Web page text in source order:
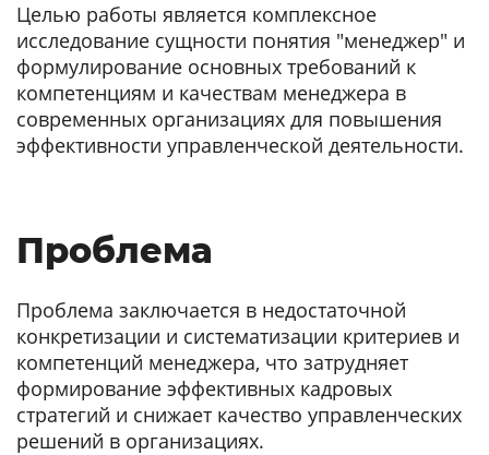
Целью работы является комплексное
исследование сущности понятия "менеджер" и
формулирование основных требований к
компетенциям и качествам менеджера в
современных организациях для повышения
эффективности управленческой деятельности.
Проблема
Проблема заключается в недостаточной
конкретизации и систематизации критериев и
компетенций менеджера, что затрудняет
формирование эффективных кадровых
стратегий и снижает качество управленческих
решений в организациях.